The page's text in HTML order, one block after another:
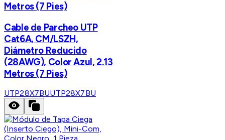
Metros (7 Pies)
Cable de Parcheo UTP
Cat6A, CM/LSZH,
Diámetro Reducido
(28AWG), Color Azul, 2.13
Metros (7 Pies)
UTP28X7BUUTP28X7BU